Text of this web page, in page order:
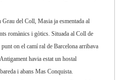
Grau del Coll, Masia ja esmentada al
romànics i gòtics. Situada al Coll de
on el camí ral de Barcelona arribava
havia estat un hostal
i abans Mas Conquista.